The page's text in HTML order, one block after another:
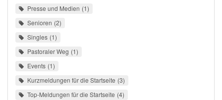
Presse und Medien 1
Senioren 2
Singles 1
Pastoraler Weg 1
Events 1
Kurzmeldungen für die Startseite 3
Top-Meldungen für die Startseite 4